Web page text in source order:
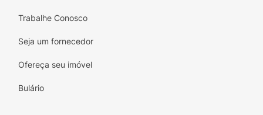
Além disso, ele conta com indicador de
odor e barreiras antivazamento.
Como colocar a Fralda Bigfral Plus?
Para usar corretamente a Fralda Bigfral Plus é
Trabalhe Conosco
Seja um fornecedor
Ofereça seu imóvel
Bulário